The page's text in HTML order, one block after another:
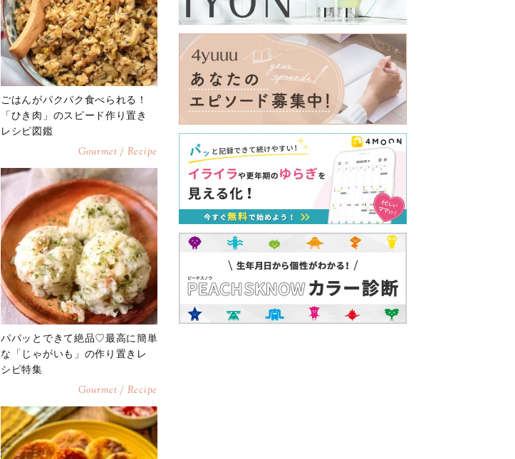
ごはんがパクパク食べられる！
「ひき肉」のスピード作り置き
レシピ図鑑
Gourmet / Recipe
パパッとできて絶品♡最高に簡単
な「じゃがいも」の作り置きレ
シピ特集
Gourmet / Recipe